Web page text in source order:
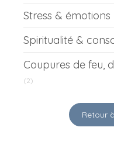
Stress & émotions
Spiritualité &
Coupures de feu,
(2)
Retour